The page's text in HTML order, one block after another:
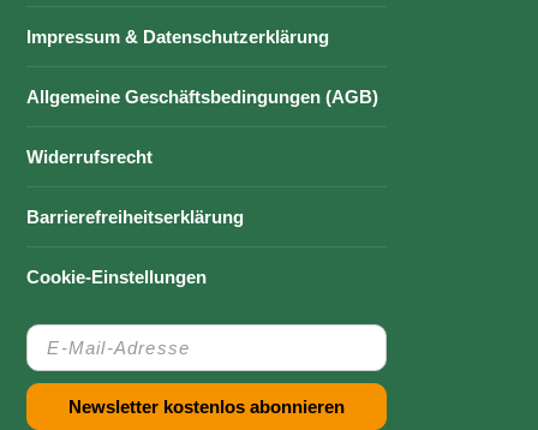
Impressum & Datenschutzerklärung
Allgemeine Geschäftsbedingungen (AGB)
Widerrufsrecht
Barrierefreiheitserklärung
Cookie-Einstellungen